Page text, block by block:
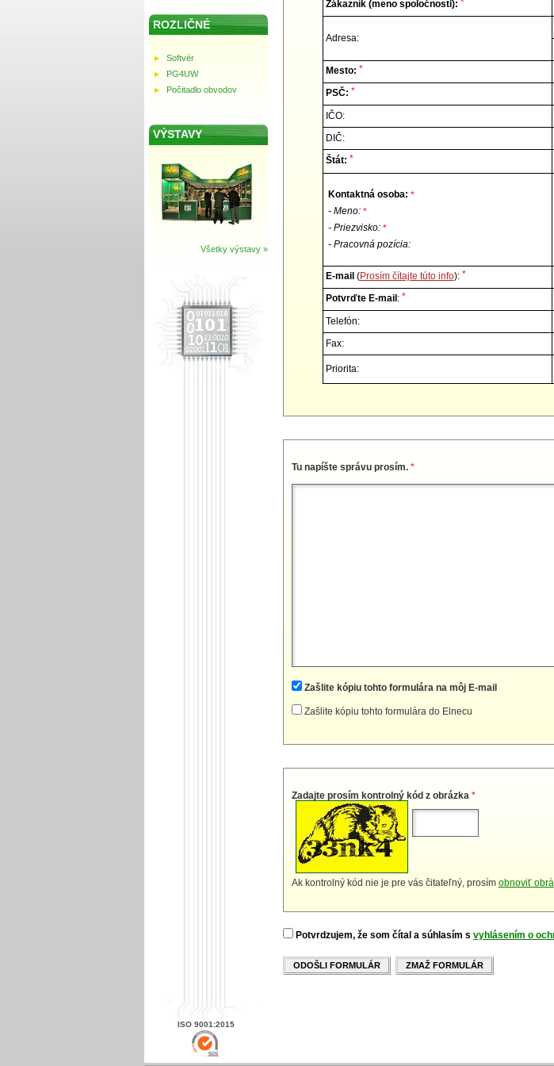
ROZLIČNÉ
Softvér
PG4UW
Počitadlo obvodov
VÝSTAVY
Všetky výstavy »
ISO 9001:2015
Zákazník (meno spoločnosti): *
Adresa:
Mesto: *
PSČ: *
IČO:
DIČ:
Štát: *
Kontaktná osoba: *
- Meno: *
- Priezvisko: *
- Pracovná pozícia:
E-mail (Prosím čítajte túto info): *
Potvrďte E-mail : *
Telefón:
Fax:
Priorita:
Tu napíšte správu prosím. *
Zašlite kópiu tohto formulára na môj E-mail
Zašlite kópiu tohto formulára do Elnecu
Zadajte prosím kontrolný kód z obrázka *
Ak kontrolný kód nie je pre vás čitateľný, prosím obnoviť
Potvrdzujem, že som čítal a súhlasím s vyhlásením o
ODOŠLI FORMULÁR ZMAŽ FORMULÁR